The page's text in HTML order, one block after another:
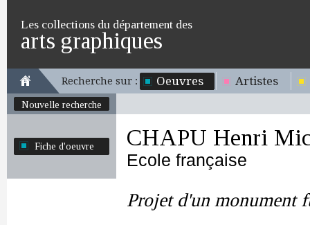
Les collections du département des
arts graphiques
Recherche sur : Oeuvres Artistes
Nouvelle recherche
Fiche d'oeuvre CHAPU Henri
Ecole française
Projet d'un monument